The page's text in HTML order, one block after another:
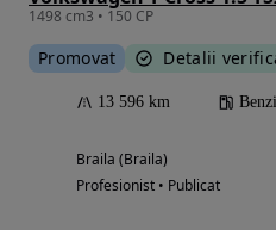
1498 cm3 • 150 CP
Promovat Detalii
13 596 km
Braila (Braila)
Profesionist • Publicat